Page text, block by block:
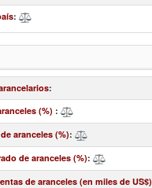
:
:
(%) :
aranceles (%):
de aranceles (%):
de aranceles (en miles de US$)